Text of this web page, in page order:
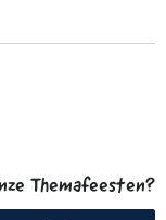
Themafeesten?